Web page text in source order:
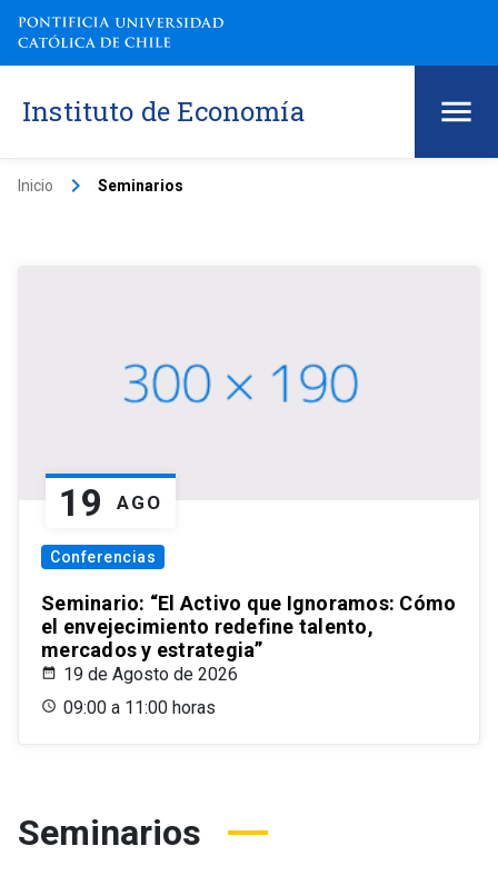
Instituto de Economía
Inicio keyboard_arrow_right Seminarios
19 AGO
Conferencias
Seminario: “El Activo que Ignoramos: Cómo
el envejecimiento redefine talento,
mercados y estrategia”
19 de Agosto de 2026
09:00 a 11:00 horas
Seminarios